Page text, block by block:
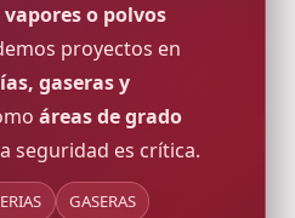
vapores o polvos
proyectos en
gaseras y
áreas de grado
seguridad es crítica.
GASERAS